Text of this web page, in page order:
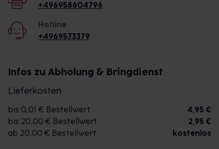
+496958604796
Hotline
+4969573379
Infos zu Abholung & Bringdienst
Lieferkosten
bis 0,01 € Bestellwert
4,95 €
bis 20,00 € Bestellwert
2,95 €
ab 20,00 € Bestellwert
kostenlos